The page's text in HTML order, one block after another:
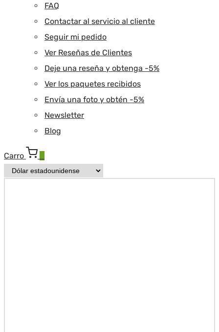
FAQ
Contactar al servicio al cliente
Seguir mi pedido
Ver Reseñas de Clientes
Deje una reseña y obtenga -5%
Ver los paquetes recibidos
Envía una foto y obtén -5%
Newsletter
Blog
Carro